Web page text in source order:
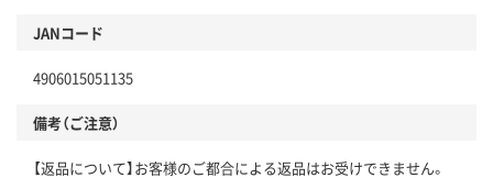
JANコード
4906015051135
備考（ご注意）
【返品について】お客様のご都合による返品はお受けできません。